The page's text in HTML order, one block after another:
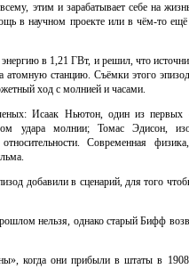
этим и зарабатывает себе на
в научном проекте или в чём-то
в 1,21 ГВт, и решил, что
станцию. Съёмки этого
ход с молнией и часами.
Исаак Ньютон, один из первых
удара молнии; Томас Эдисон,
Современная
добавили в сценарий, для того
нельзя, однако старый Бифф
когда они прибыли в штаты в